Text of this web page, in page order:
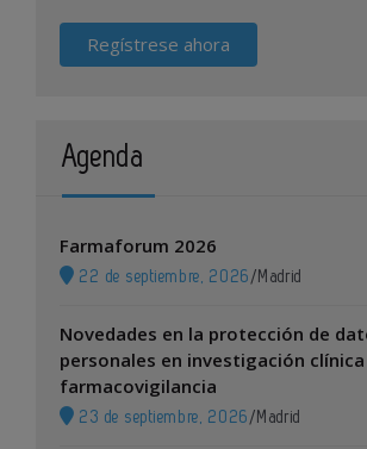
Regístrese ahora
Agenda
Farmaforum 2026
22 de septiembre, 2026 / Madrid
Novedades en la protección de
personales en investigación
farmacovigilancia
23 de septiembre, 2026 / Madrid